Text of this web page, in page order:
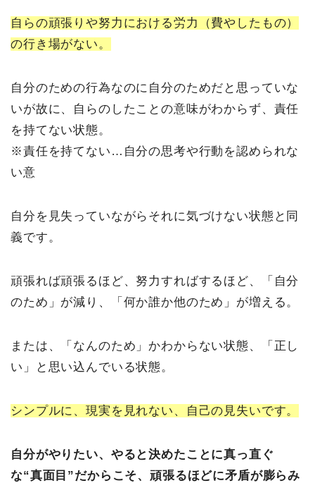
自らの頑張りや努力における労力（費やしたもの）
の行き場がない。
自分のための行為なのに自分のためだと思っていな
いが故に、自らのしたことの意味がわからず、責任
を持てない状態。
※責任を持てない…自分の思考や行動を認められな
い意
自分を見失っていながらそれに気づけない状態と同
義です。
頑張れば頑張るほど、努力すればするほど、「自分
のため」が減り、「何か誰か他のため」が増える。
または、「なんのため」かわからない状態、「正し
い」と思い込んでいる状態。
シンプルに、現実を見れない、自己の見失いです。
自分がやりたい、やると決めたことに真っ直ぐ
な“真面目”だからこそ、頑張るほどに矛盾が膨らみ